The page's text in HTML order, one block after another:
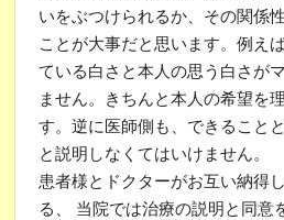
いをぶつけられるか、その関係
ことが大事だと思います。例え
ている白さと本人の思う白さが
ません。きちんと本人の希望を
す。逆に医師側も、できること
と説明しなくてはいけません。
患者様とドクターがお互い納得
る、 当院では治療の説明と同意